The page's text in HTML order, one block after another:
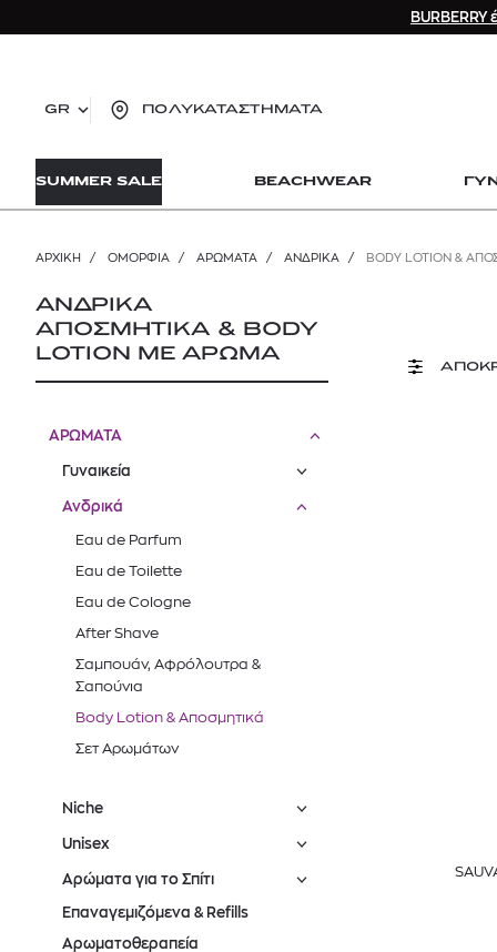
GR ΠΟΛΥΚΑΤΑΣΤΗΜΑΤΑ
SUMMER SALE BEACHWEAR
ΑΡΧΙΚΉ / ΟΜΟΡΦΙΑ / ΑΡΩΜΑΤΑ / ΑΝΔΡΙΚΆ / BODY LOTION &
ΑΝΔΡΙΚΑ
ΑΠΟΣΜΗΤΙΚΑ & BODY
LOTION ΜΕ ΑΡΩΜΑ
ΑΡΩΜΑΤΑ
Γυναικεία
Ανδρικά
Eau de Parfum
Eau de Toilette
Eau de Cologne
After Shave
Σαμπουάν, Αφρόλουτρα &
Σαπούνια
Body Lotion & Αποσμητικά
Σετ Αρωμάτων
Niche
Unisex
Αρώματα για το Σπίτι
Επαναγεμιζόμενα & Refills
Αρωματοθεραπεία